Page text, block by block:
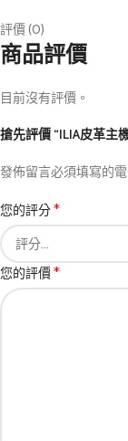
評價 (0)
商品評價
目前沒有評價。
搶先評價 “ILIA皮革主
發佈留言必須填寫的
您的評分*
您的評價*